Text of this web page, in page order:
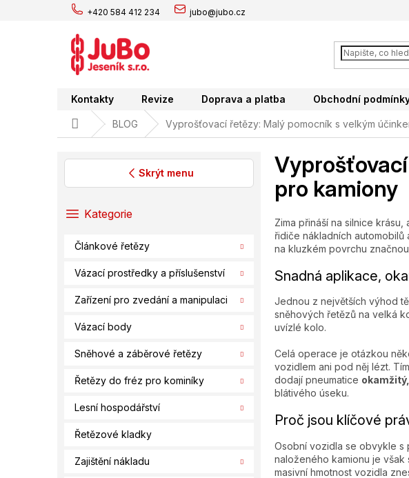
+420 584 412 234 jubo@jubo.cz
Kontakty Revize Doprava a platba Obchodní
Domů BLOG Vyprošťovací řetězy: Malý pomocník s velkým
Skrýt menu
PřeskočitKategorie
Článkové řetězy
Vázací prostředky a příslušenství
Zařízení pro zvedání a manipulaci
Vázací body
Sněhové a záběrové řetězy
Řetězy do fréz pro kominíky
Lesní hospodářství
Řetězové kladky
Zajištění nákladu
pro kamiony
Zima přináší na silnice
řidiče nákladních
na kluzkém povrchu
Snadná aplikace,
Jednou z největších výhod
sněhových řetězů na velká
uvízlé kolo.
Celá operace je otázkou
vozidlem ani pod něj lézt.
dodají pneumatice
blátivého úseku.
Proč jsou klíčové
Osobní vozidla se obvykle s
naloženého kamionu je však
masivní hmotnost vozidla